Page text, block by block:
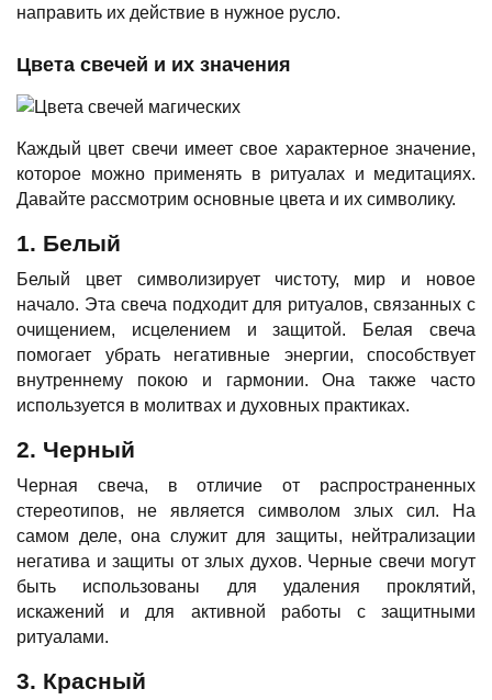
направить их действие в нужное русло.
Цвета свечей и их значения
Каждый цвет свечи имеет свое характерное значение,
которое можно применять в ритуалах и медитациях.
Давайте рассмотрим основные цвета и их символику.
1. Белый
Белый цвет символизирует чистоту, мир и новое
начало. Эта свеча подходит для ритуалов, связанных с
очищением, исцелением и защитой. Белая свеча
помогает убрать негативные энергии, способствует
внутреннему покою и гармонии. Она также часто
используется в молитвах и духовных практиках.
2. Черный
Черная свеча, в отличие от распространенных
стереотипов, не является символом злых сил. На
самом деле, она служит для защиты, нейтрализации
негатива и защиты от злых духов. Черные свечи могут
быть использованы для удаления проклятий,
искажений и для активной работы с защитными
ритуалами.
3. Красный